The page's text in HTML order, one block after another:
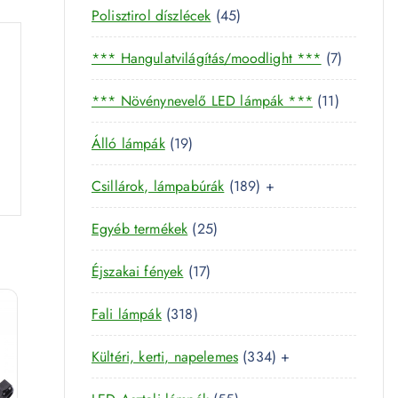
Polisztirol díszlécek 454
5
t
e
r
k
*** Hangulatvilágítás/moodlight *** 77
t
e
r
*** Növénynevelő LED lámpák *** 111
1
e
Álló lámpák 191
9
t
e
r
m
é
k
Csillárok, lámpabúrák 1891
8
t
é
k
+
Egyéb termékek 252
5
e
Éjszakai fények 171
7
e
r
m
Fali lámpák 3183
1
8
t
Kültéri, kerti, napelemes 3343
3
+